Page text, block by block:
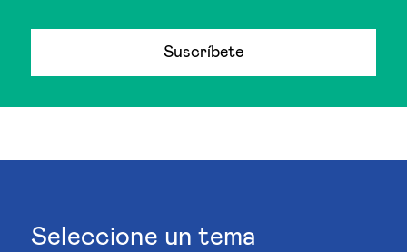
Suscríbete
Seleccione un tema